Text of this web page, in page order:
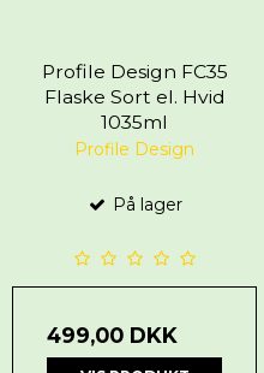
Profile Design FC35
Flaske Sort el. Hvid
1035ml
Profile Design
På lager
499,00 DKK